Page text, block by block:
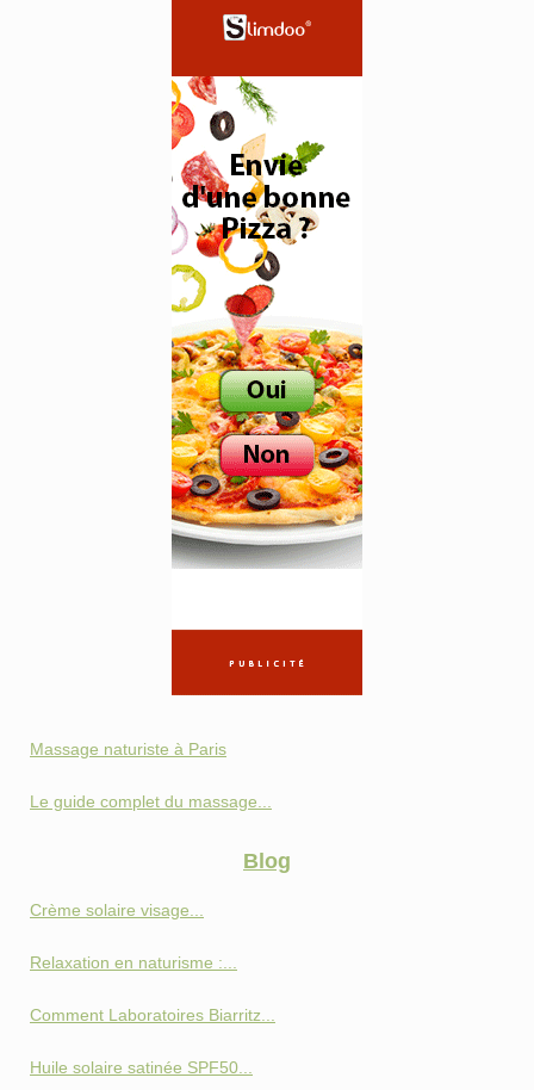
Massage naturiste à Paris
Le guide complet du massage...
Blog
Crème solaire visage...
Relaxation en naturisme :...
Comment Laboratoires Biarritz...
Huile solaire satinée SPF50...